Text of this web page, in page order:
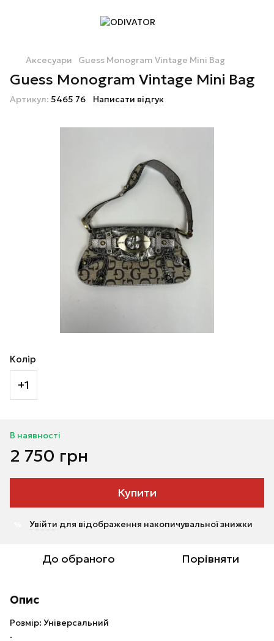
Аксесуари Guess Monogram Vintage Mini Bag
Guess Monogram Vintage Mini Bag
Артикул: 5465 76 Написати відгук
Колір
+1
В наявності
2 750 грн
Купити
Увійти для відображення накопичувальної знижки
До обраного Порівняти
Опис
Розмір: Універсальний
.